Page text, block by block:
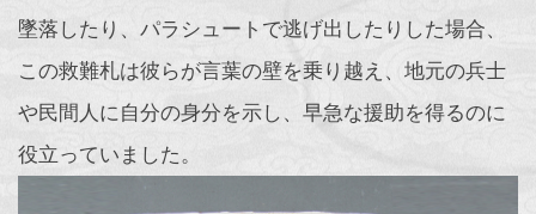
墜落したり、パラシュートで逃げ出したりした場合、
この救難札は彼らが言葉の壁を乗り越え、地元の兵士
や民間人に自分の身分を示し、早急な援助を得るのに
役立っていました。